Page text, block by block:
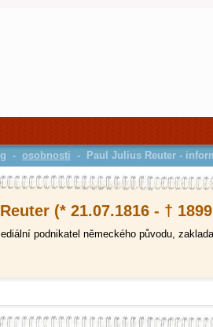
(* 21.07.1816 - †
podnikatel německého původu,
- osobnosti - Paul Julius Reuter -